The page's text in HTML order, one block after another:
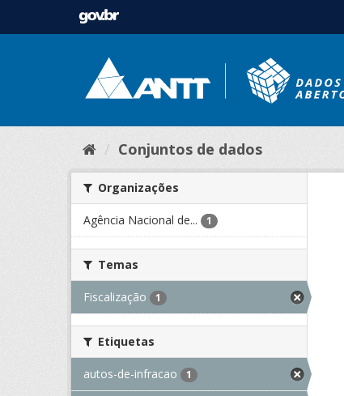
Conjuntos de dados
Organizações
Agência Nacional de... 1
Temas
Fiscalização 1
Etiquetas
autos-de-infracao 1